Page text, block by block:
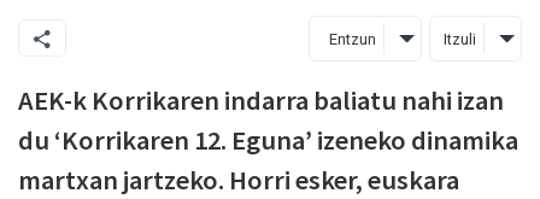
Entzun Itzuli
AEK-k Korrikaren indarra baliatu nahi izan
du ‘Korrikaren 12. Eguna’ izeneko dinamika
martxan jartzeko. Horri esker, euskara